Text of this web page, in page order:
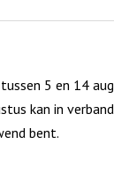
5 en 14
kan in
bent.